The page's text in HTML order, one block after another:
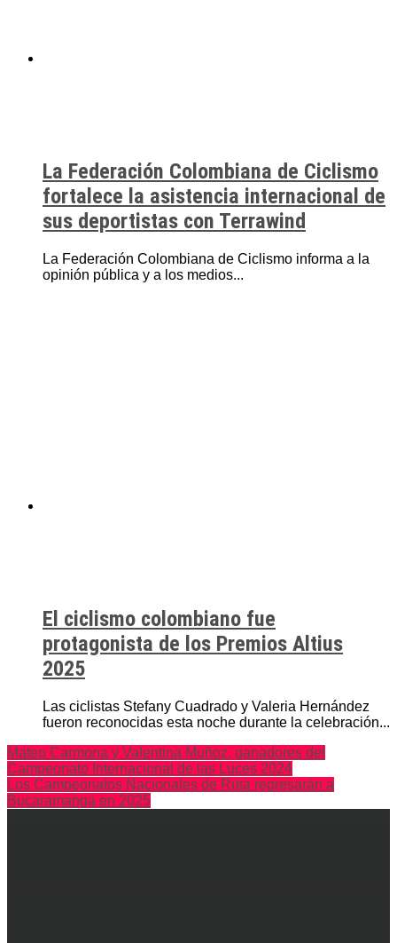
La Federación Colombiana de Ciclismo
fortalece la asistencia internacional de
sus deportistas con Terrawind
La Federación Colombiana de Ciclismo informa a la
opinión pública y a los medios...
El ciclismo colombiano fue
protagonista de los Premios Altius
2025
Las ciclistas Stefany Cuadrado y Valeria Hernández
fueron reconocidas esta noche durante la celebración...
Mateo Carmona y Valentina Muñoz, ganadores del
Campeonato Internacional de las Luces 2024
Los Campeonatos Nacionales de Ruta regresarán a
Bucaramanga en 2025